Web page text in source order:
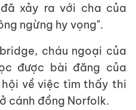
xảy ra với cha của
ngừng hy vọng".
cháu ngoại của
được bài đăng của
về việc tìm thấy thi
cánh đồng Norfolk.